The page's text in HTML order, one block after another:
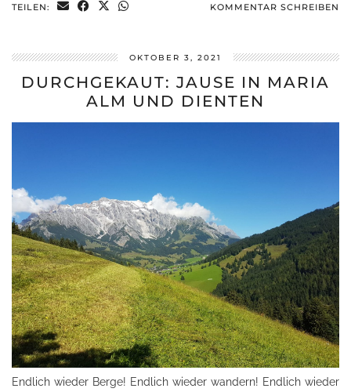
TEILEN: KOMMENTAR SCHREIBEN
OKTOBER 3, 2021
DURCHGEKAUT: JAUSE IN MARIA
ALM UND DIENTEN
Endlich wieder Berge! Endlich wieder wandern! Endlich wieder